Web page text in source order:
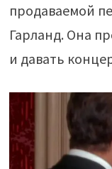
продаваемой
Гарланд. Она
и давать